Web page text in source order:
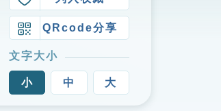
QRcode分享
文字大小
小 中 大